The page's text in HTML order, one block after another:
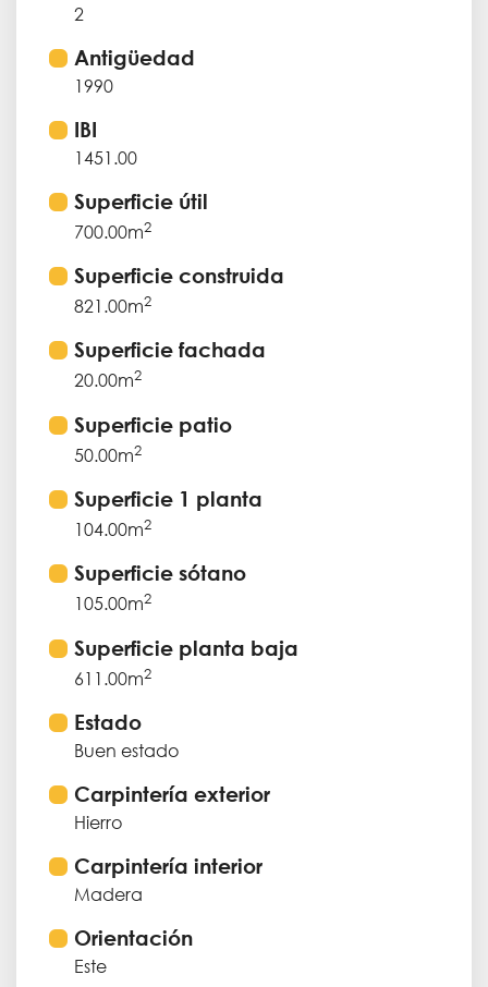
2
Antigüedad
1990
IBI
1451.00
Superficie útil
700.00m2
Superficie construida
821.00m2
Superficie fachada
20.00m2
Superficie patio
50.00m2
Superficie 1 planta
104.00m2
Superficie sótano
105.00m2
Superficie planta baja
611.00m2
Estado
Buen estado
Carpintería exterior
Hierro
Carpintería interior
Madera
Orientación
Este